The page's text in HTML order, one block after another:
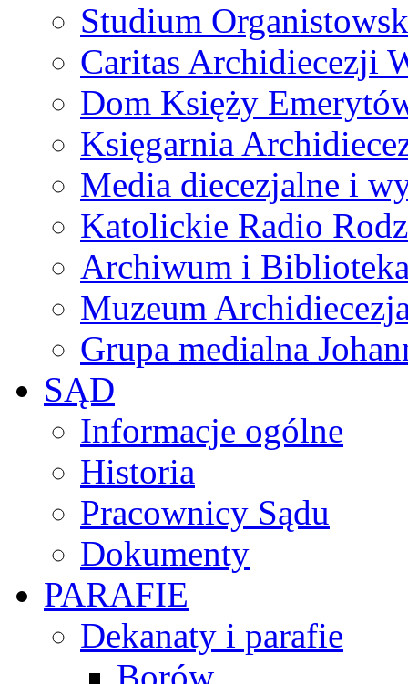
Studium
Caritas Archidiecezji
Dom Księży
Księgarnia
Media diecezjalne i
Katolickie Radio
Archiwum i
Muzeum
Grupa medialna
SĄD
Informacje ogólne
Historia
Pracownicy Sądu
Dokumenty
PARAFIE
Dekanaty i parafie